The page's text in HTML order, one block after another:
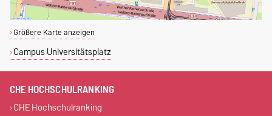
Größere Karte anzeigen
Campus Universitätsplatz
CHE HOCHSCHULRANKING
CHE Hochschulranking